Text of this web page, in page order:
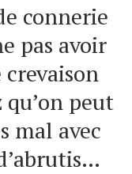
connerie
pas avoir
peut
mal avec